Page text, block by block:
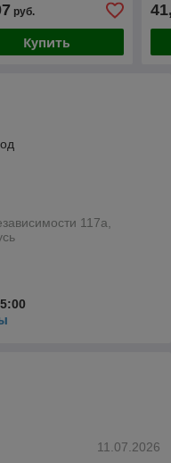
руб.
Купить
117а,
11.07.2026